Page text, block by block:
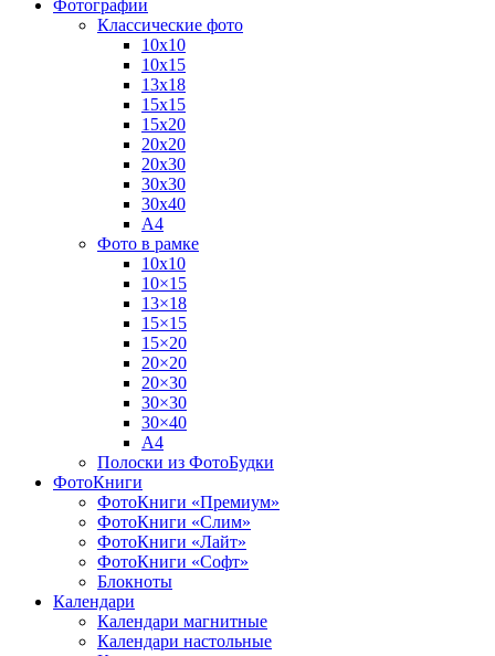
Фотографии
Классические фото
10х10
10х15
13х18
15х15
15х20
20х20
20х30
30х30
30х40
А4
Фото в рамке
10х10
10×15
13×18
15×15
15×20
20×20
20×30
30×30
30×40
A4
Полоски из ФотоБудки
ФотоКниги
ФотоКниги «Премиум»
ФотоКниги «Слим»
ФотоКниги «Лайт»
ФотоКниги «Софт»
Блокноты
Календари
Календари магнитные
Календари настольные